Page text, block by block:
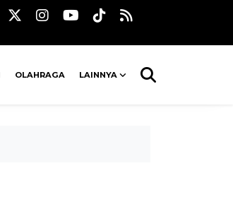
OLAHRAGA LAINNYA